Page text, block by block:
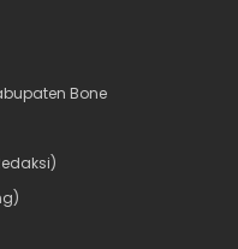
Bone